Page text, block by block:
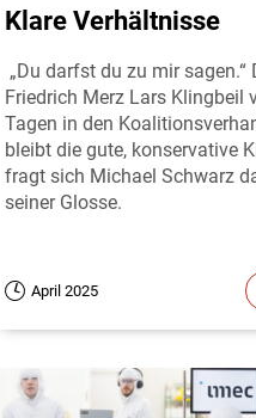
Klare Verhältnisse
„Du darfst du zu mir sagen.“
Friedrich Merz Lars Klingbeil
Tagen in den
bleibt die gute, konservative
fragt sich Michael Schwarz
seiner Glosse.
April 2025